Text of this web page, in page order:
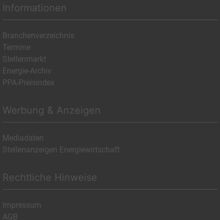
Informationen
Branchenverzeichnis
Termine
Stellenmarkt
Energie-Archiv
PPA-Preisindex
Werbung & Anzeigen
Mediadaten
Stellenanzeigen Energiewirtschaft
Rechtliche Hinweise
Impressum
AGB